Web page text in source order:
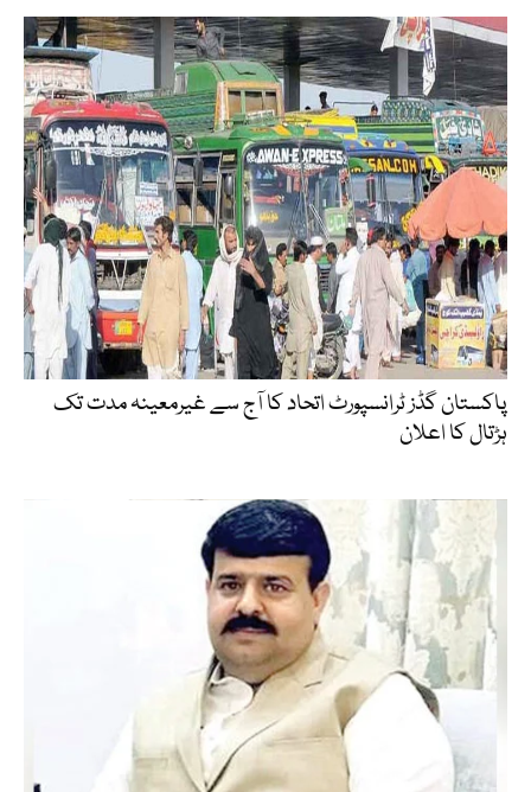
پاکستان گڈز ٹرانسپورٹ اتحاد کا آج سے غیرمعینہ مدت تک
ہڑتال کا اعلان